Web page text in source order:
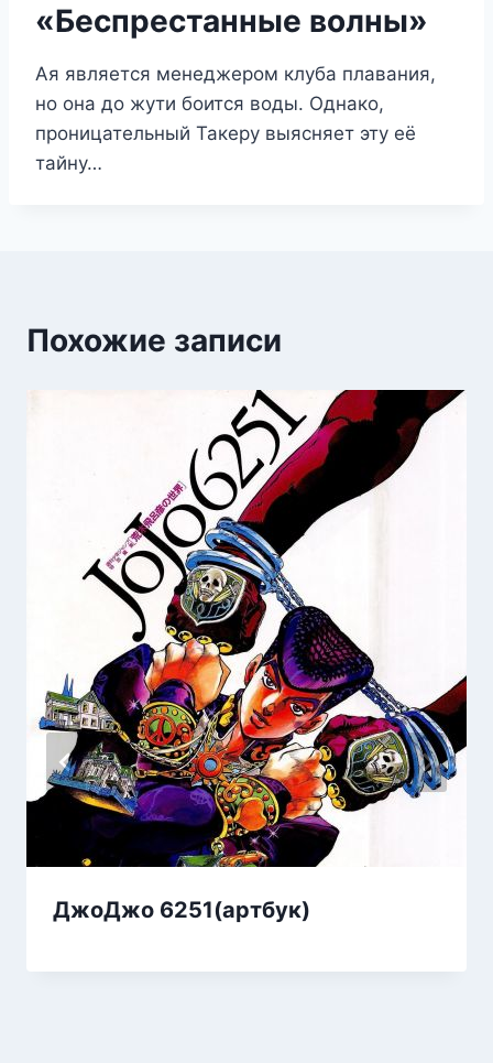
«Беспрестанные волны»
Ая является менеджером клуба плавания,
но она до жути боится воды. Однако,
проницательный Такеру выясняет эту её
тайну…
Похожие записи
ДжоДжо 6251(артбук)